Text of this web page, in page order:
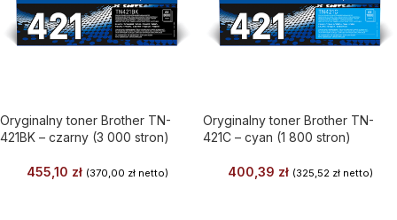
Oryginalny toner Brother TN-
421BK – czarny (3 000 stron)
455,10 zł (370,00 złnetto)
Oryginalny toner Brother TN-
421C – cyan (1 800 stron)
400,39 zł (325,52 złnetto)